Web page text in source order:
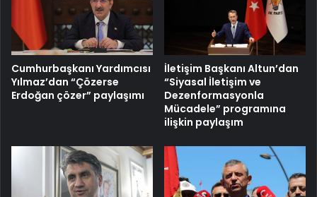
Cumhurbaşkanı Yardımcısı
Yılmaz’dan “Çözerse
Erdoğan çözer” paylaşımı
İletişim Başkanı Altun’dan
“Siyasal İletişim ve
Dezenformasyonla
Mücadele” programına
ilişkin paylaşım